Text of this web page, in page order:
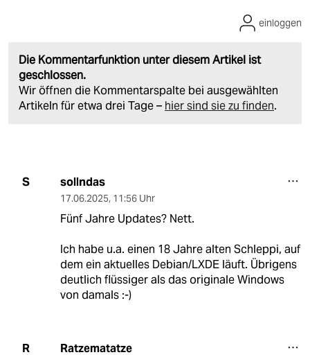
Die Kommentarfunktion unter diesem Artikel ist
geschlossen.
Wir öffnen die Kommentarspalte bei ausgewählten
Artikeln für etwa drei Tage – hier sind sie zu finden.
einloggen
S sollndas
17.06.2025, 11:56 Uhr
Fünf Jahre Updates? Nett.
Ich habe u.a. einen 18 Jahre alten Schleppi, auf
dem ein aktuelles Debian/LXDE läuft. Übrigens
deutlich flüssiger als das originale Windows
von damals :-)
R Ratzematatze